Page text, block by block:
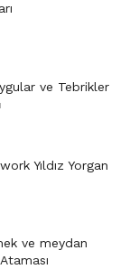
ve Tebrikler
Yıldız Yorgan
ve meydan